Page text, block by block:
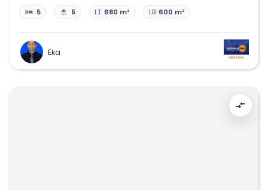
5 5 LT: 680 m² LB: 600 m²
Eka